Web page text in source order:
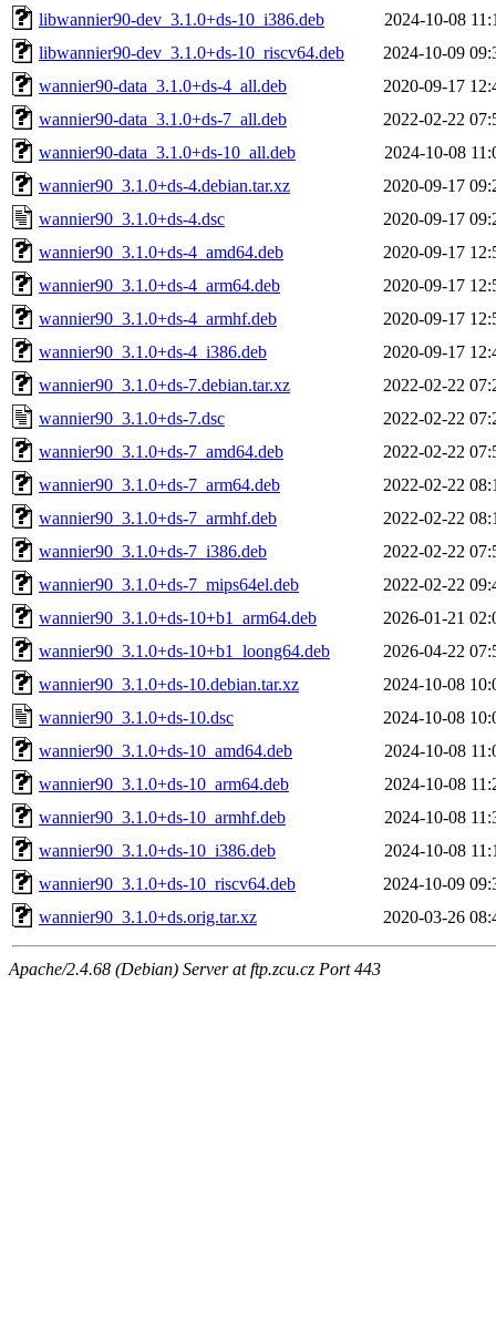
libwannier90-dev_3.1.0+ds-10_i386.deb
2024-10-08
libwannier90-dev_3.1.0+ds-10_riscv64.deb
2024-10-09
wannier90-data_3.1.0+ds-4_all.deb
2020-09-17
wannier90-data_3.1.0+ds-7_all.deb
2022-02-22
wannier90-data_3.1.0+ds-10_all.deb
2024-10-08
wannier90_3.1.0+ds-4.debian.tar.xz
2020-09-17
wannier90_3.1.0+ds-4.dsc
2020-09-17
wannier90_3.1.0+ds-4_amd64.deb
2020-09-17
wannier90_3.1.0+ds-4_arm64.deb
2020-09-17
wannier90_3.1.0+ds-4_armhf.deb
2020-09-17
wannier90_3.1.0+ds-4_i386.deb
2020-09-17
wannier90_3.1.0+ds-7.debian.tar.xz
2022-02-22
wannier90_3.1.0+ds-7.dsc
2022-02-22
wannier90_3.1.0+ds-7_amd64.deb
2022-02-22
wannier90_3.1.0+ds-7_arm64.deb
2022-02-22
wannier90_3.1.0+ds-7_armhf.deb
2022-02-22
wannier90_3.1.0+ds-7_i386.deb
2022-02-22
wannier90_3.1.0+ds-7_mips64el.deb
2022-02-22
wannier90_3.1.0+ds-10+b1_arm64.deb
2026-01-21
wannier90_3.1.0+ds-10+b1_loong64.deb
2026-04-22
wannier90_3.1.0+ds-10.debian.tar.xz
2024-10-08
wannier90_3.1.0+ds-10.dsc
2024-10-08
wannier90_3.1.0+ds-10_amd64.deb
2024-10-08
wannier90_3.1.0+ds-10_arm64.deb
2024-10-08
wannier90_3.1.0+ds-10_armhf.deb
2024-10-08
wannier90_3.1.0+ds-10_i386.deb
2024-10-08
wannier90_3.1.0+ds-10_riscv64.deb
2024-10-09
wannier90_3.1.0+ds.orig.tar.xz
2020-03-26
Apache/2.4.68 (Debian) Server at ftp.zcu.cz Port 443